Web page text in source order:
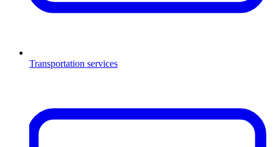
Transportation services